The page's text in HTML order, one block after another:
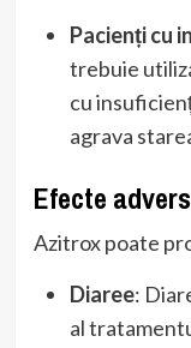
Pacienți cu
trebuie
cu
agrava
Efecte
Azitrox poate
Diaree:
al